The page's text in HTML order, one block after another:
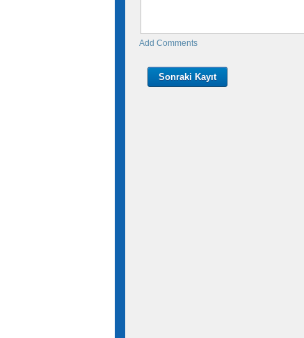
Add Comments
Sonraki Kayıt